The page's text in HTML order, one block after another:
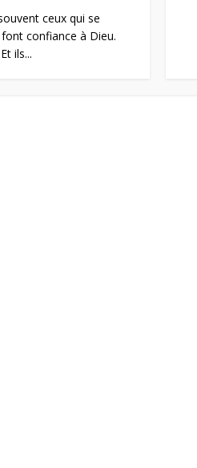
ceux qui se
confiance à Dieu.
ils...